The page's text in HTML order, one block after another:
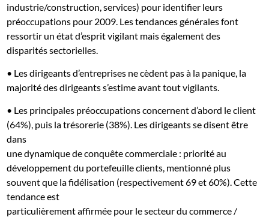
industrie/construction, services) pour identifier leurs
préoccupations pour 2009. Les tendances générales font
ressortir un état d’esprit vigilant mais également des
disparités sectorielles.
• Les dirigeants d’entreprises ne cèdent pas à la panique, la
majorité des dirigeants s’estime avant tout vigilants.
• Les principales préoccupations concernent d’abord le client
(64%), puis la trésorerie (38%). Les dirigeants se disent être
dans
une dynamique de conquête commerciale : priorité au
développement du portefeuille clients, mentionné plus
souvent que la fidélisation (respectivement 69 et 60%). Cette
tendance est
particulièrement affirmée pour le secteur du commerce /